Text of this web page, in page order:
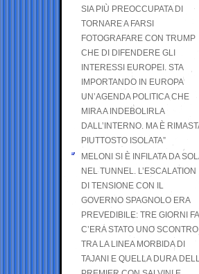
SIA PIÙ PREOCCUPATA DI
TORNARE A FARSI
FOTOGRAFARE CON TRUMP
CHE DI DIFENDERE GLI
INTERESSI EUROPEI. STA
IMPORTANDO IN EUROPA
UN’AGENDA POLITICA CHE
MIRA A INDEBOLIRLA
DALL’INTERNO. MA È
PIUTTOSTO ISOLATA”
MELONI SI È INFILATA DA
NEL TUNNEL. L’ESCALATION
DI TENSIONE CON IL
GOVERNO SPAGNOLO ERA
PREVEDIBILE: TRE GIORNI FA
C’ERA STATO UNO SCONTRO
TRA LA LINEA MORBIDA DI
TAJANI E QUELLA DURA